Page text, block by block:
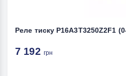
Реле тиску P16A3T3250Z2F1
7 192 грн